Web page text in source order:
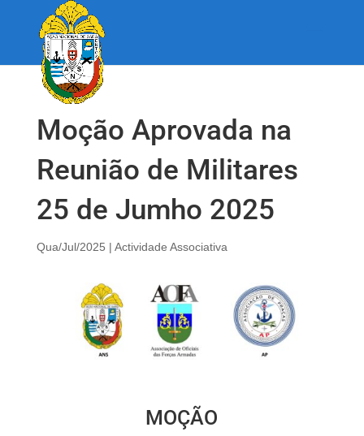
Moção Aprovada na
Reunião de Militares
25 de Jumho 2025
Qua/Jul/2025 | Actividade Associativa
MOÇÃO